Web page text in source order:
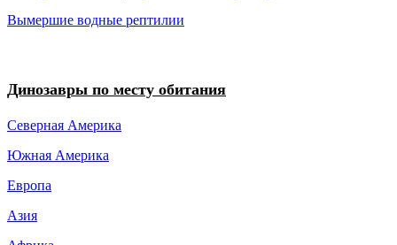
Вымершие водные рептилии
Динозавры по месту обитания
Северная Америка
Южная Америка
Европа
Азия